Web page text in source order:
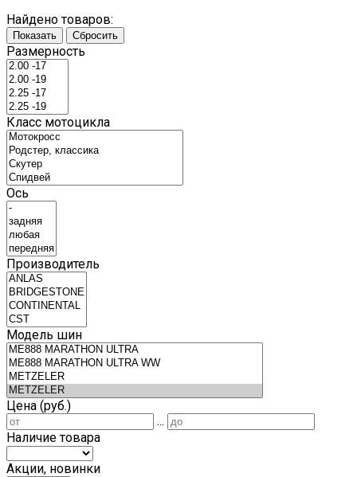
Найдено товаров:
Показать Сбросить
Размерность
Класс мотоцикла
Ось
Производитель
Модель шин
Цена (руб.)
...
Наличие товара
Акции, новинки